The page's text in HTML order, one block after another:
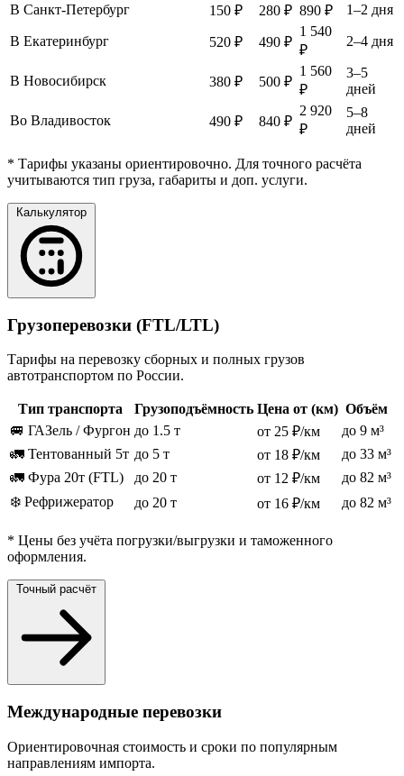
В Санкт-Петербург
150 ₽ 280 ₽ 890 ₽ 1–2 дня
В Екатеринбург 520 ₽ 490 ₽
1 540
₽
2–4 дня
В Новосибирск 380 ₽ 500 ₽
1 560
₽
3–5
дней
Во Владивосток 490 ₽ 840 ₽
2 920
₽
5–8
дней
* Тарифы указаны ориентировочно. Для точного расчёта
учитываются тип груза, габариты и доп. услуги.
Калькулятор
Грузоперевозки (FTL/LTL)
Тарифы на перевозку сборных и полных грузов
автотранспортом по России.
Тип транспорта Грузоподъёмность Цена от (км) Объём
🚐 ГАЗель / Фургон до 1.5 т от 25 ₽/км
до 9 м³
🚛 Тентованный 5т до 5 т от 18 ₽/км
до 33 м³
🚛 Фура 20т (FTL)
до 20 т от 12 ₽/км
до 82 м³
❄️ Рефрижератор
до 20 т от 16 ₽/км до 82 м³
* Цены без учёта погрузки/выгрузки и таможенного
оформления.
Точный расчёт
Международные перевозки
Ориентировочная стоимость и сроки по популярным
направлениям импорта.